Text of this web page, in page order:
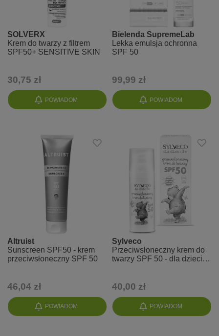
POWIADOM
SOLVERX
Krem do twarzy z filtrem
SPF50+ SENSITIVE SKIN
30,75 zł
POWIADOM
Bielenda SupremeLab
Lekka emulsja ochronna
SPF 50
99,99 zł
POWIADOM
Altruist
Sunscreen SPF50 - krem
przeciwsłoneczny SPF 50
46,04 zł
POWIADOM
Sylveco
Przeciwsłoneczny krem do
twarzy SPF 50 - dla dzieci
40,00 zł